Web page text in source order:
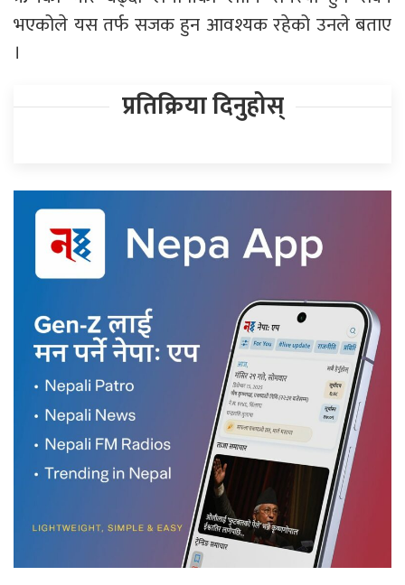
भएकोले यस तर्फ सजक हुन आवश्यक रहेको उनले बताए
।
प्रतिक्रिया दिनुहोस्